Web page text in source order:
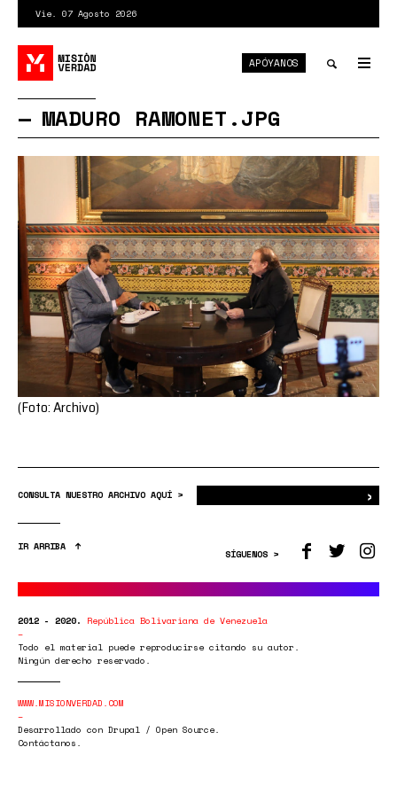
contenido
principal
Vie. 07 Agosto 2026
search
APÓYANOS
MADURO RAMONET.JPG
(Foto: Archivo)
CONSULTA NUESTRO ARCHIVO AQUÍ > ›
IR ARRIBA
SÍGUENOS >
2012 - 2020. República Bolivariana de Venezuela
Todo el material puede reproducirse citando su autor.
Ningún derecho reservado.
WWW.MISIONVERDAD.COM
Desarrollado con Drupal / Open Source.
Contáctanos.